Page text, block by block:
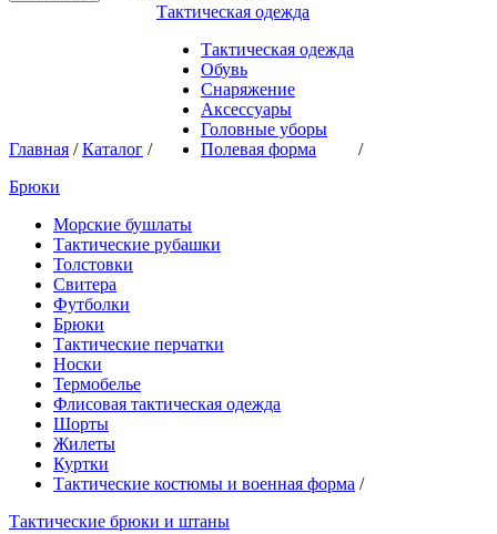
Главная /Каталог /
Тактическая одежда
Тактическая одежда
Обувь
Снаряжение
Аксессуары
Головные уборы
Полевая форма
/
Брюки
Морские бушлаты
Тактические рубашки
Толстовки
Свитера
Футболки
Брюки
Тактические перчатки
Носки
Термобелье
Флисовая тактическая одежда
Шорты
Жилеты
Куртки
Тактические костюмы и военная форма /
Тактические брюки и штаны